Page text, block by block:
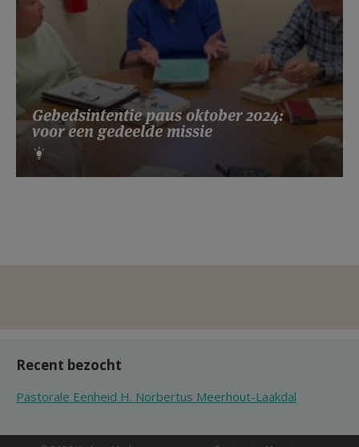
Gebedsintentie paus oktober 2024:
voor een gedeelde missie
Recent bezocht
Pastorale Eenheid H. Norbertus Meerhout-Laakdal